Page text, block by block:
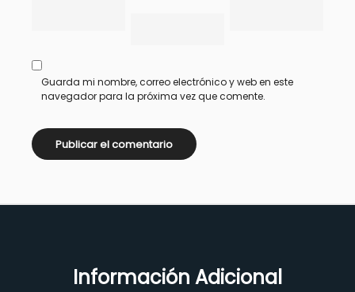
Guarda mi nombre, correo electrónico y web en este
navegador para la próxima vez que comente.
Información Adicional